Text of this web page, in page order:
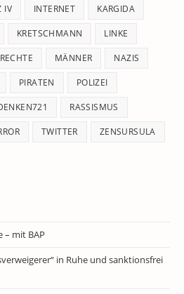
IV INTERNET KARGIDA
KRETSCHMANN LINKE
MÄNNER NAZIS
PIRATEN POLIZEI
RASSISMUS
TWITTER ZENSURSULA
– mit BAP
in Ruhe und sanktionsfrei